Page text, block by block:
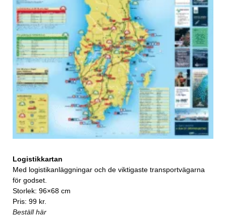
Logistikkartan
Med logistikanläggningar och de viktigaste transportvägarna
för godset.
Storlek: 96×68 cm
Pris: 99 kr.
Beställ här